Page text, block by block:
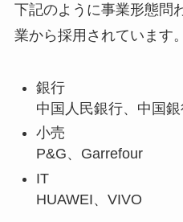
下記のように事業形態問
業から採用されています。
銀行
中国人民銀行、中国
小売
P&G、Garrefour
IT
HUAWEI、VIVO